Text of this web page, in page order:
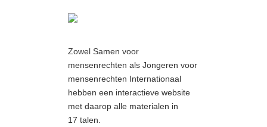
Zowel Samen voor
mensenrechten als Jongeren voor
mensenrechten Internationaal
hebben een interactieve website
met daarop alle materialen in
17 talen.